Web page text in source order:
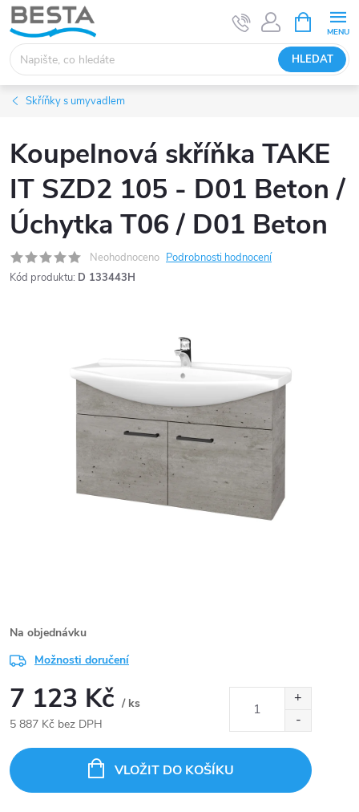
Přejít
na
obsah
HLEDAT
NÁKUPNÍ
KOŠÍK
Skříňky s umyvadlem
Koupelnová skříňka TAKE
IT SZD2 105 - D01 Beton /
Úchytka T06 / D01 Beton
Neohodnoceno Podrobnosti hodnocení
Kód produktu: D 133443H
Na objednávku
Možnosti doručení
7 123 Kč / ks
5 887 Kč bez DPH
cena:
VLOŽIT DO KOŠÍKU